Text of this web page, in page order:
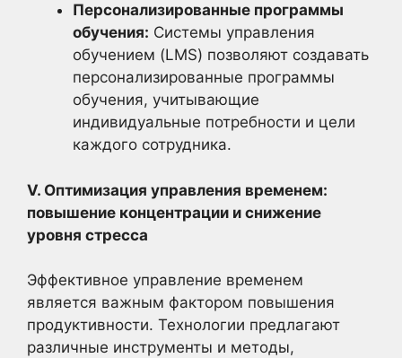
Персонализированные программы
обучения: Системы управления
обучением (LMS) позволяют создавать
персонализированные программы
обучения, учитывающие
индивидуальные потребности и цели
каждого сотрудника.
V. Оптимизация управления временем:
повышение концентрации и снижение
уровня стресса
Эффективное управление временем
является важным фактором повышения
продуктивности. Технологии предлагают
различные инструменты и методы,